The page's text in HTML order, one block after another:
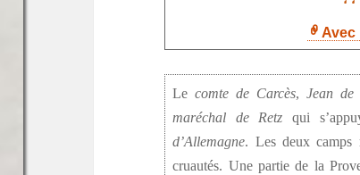
Avec
Lecomte de Carcès, Jean de
maréchal de Retz qui
d’Allemagne. Les deux camps
cruautés. Une partie de la